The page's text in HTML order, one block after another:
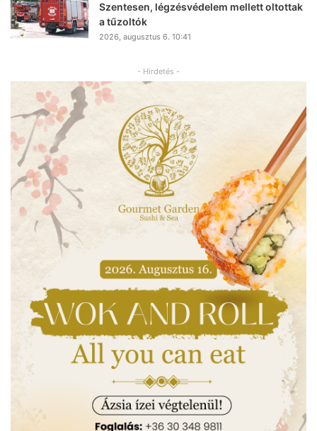
Szentesen, légzésvédelem mellett oltottak
a tűzoltók
2026, augusztus 6. 10:41
- Hirdetés -